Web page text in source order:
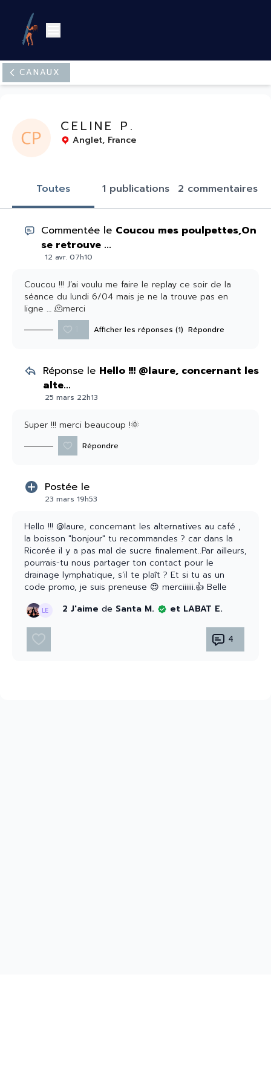
Canaux
CELINE P.
Anglet, France
Toutes 1 publications 2 commentaires
Commentée le Coucou mes poulpettes,On
se retrouve ...
12 avr. 07h10
Coucou !!! J’ai voulu me faire le replay ce soir de la
séance du lundi 6/04 mais je ne la trouve pas en
ligne … 🫠merci
Afficher les réponses (1) Répondre
Réponse le Hello !!! @laure, concernant les
alte...
25 mars 22h13
Super !!! merci beaucoup !🌞
Répondre
Postée le
23 mars 19h53
Hello !!! @laure, concernant les alternatives au café ,
la boisson "bonjour" tu recommandes ? car dans la
Ricorée il y a pas mal de sucre finalement..Par ailleurs,
pourrais-tu nous partager ton contact pour le
drainage lymphatique, s’il te plaît ? Et si tu as un
code promo, je suis preneuse 😍 merciiiiii.👍 Belle
2 J'aime de Santa M. et LABAT E.
4